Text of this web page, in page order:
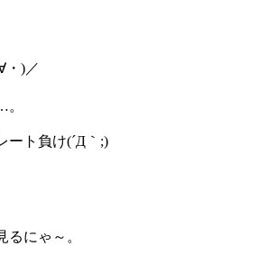
・)／
ート負け(´Д｀;)
にゃ～。